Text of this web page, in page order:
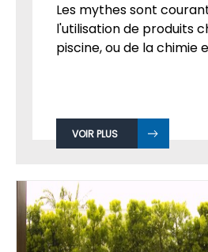
Les mythes sont
l'utilisation de produits
piscine, ou de la chimie
VOIR PLUS